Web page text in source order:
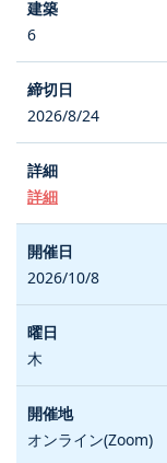
6
2026/8/24
詳細
2026/10/8
木
オンライン(Zoom)